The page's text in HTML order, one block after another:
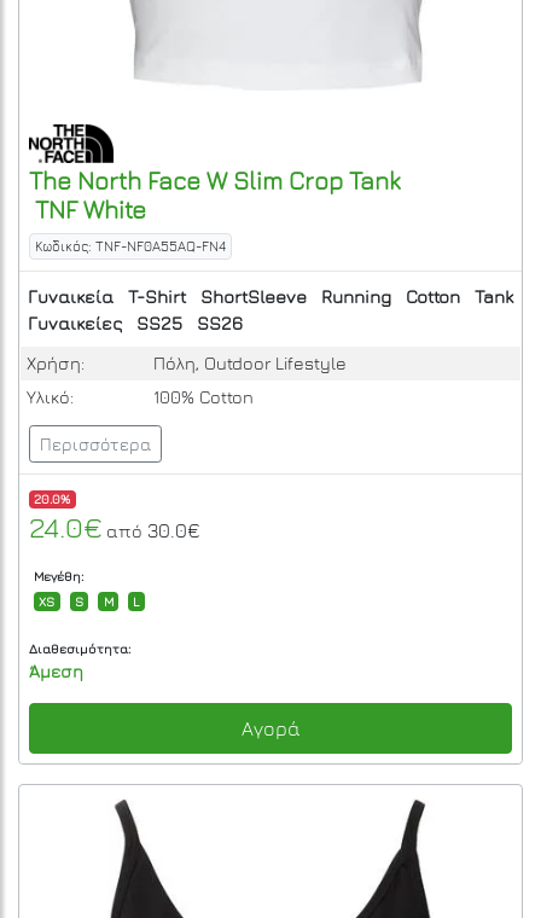
The North Face W Slim Crop Tank
TNF White
Κωδικός: TNF-NF0A55AQ-FN4
Γυναικεία T-Shirt ShortSleeve Running Cotton
Tank
Γυναικείες
SS25
SS26
Χρήση:
Πόλη, Outdoor Lifestyle
Υλικό:
100% Cotton
Περισσότερα
20.0%
24.0€ από 30.0€
Μεγέθη:
XS
S M L
Διαθεσιμότητα:
Άμεση
Αγορά